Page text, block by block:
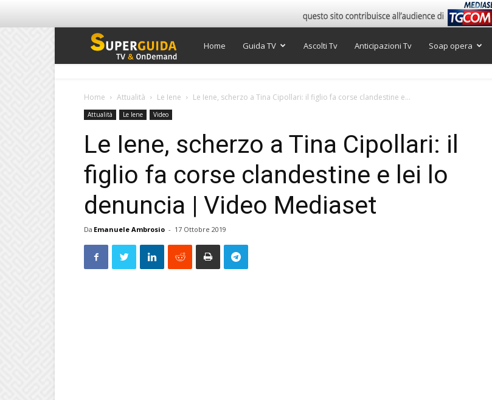
Super
Home Guida TV Ascolti Tv Anticipazioni Tv Soap opera
Home Attualità Le Iene Le Iene, scherzo a Tina Cipollari: il figlio fa corse clandestine e...
Attualità Le Iene Video
Le Iene, scherzo a Tina Cipollari: il
figlio fa corse clandestine e lei lo
denuncia | Video Mediaset
Da Emanuele Ambrosio - 17 Ottobre 2019